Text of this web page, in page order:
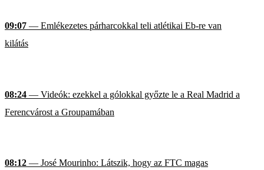
09:07 — Emlékezetes párharcokkal teli atlétikai Eb-re van
kilátás
08:24 — Videók: ezekkel a gólokkal győzte le a Real Madrid a
Ferencvárost a Groupamában
08:12 — José Mourinho: Látszik, hogy az FTC magas